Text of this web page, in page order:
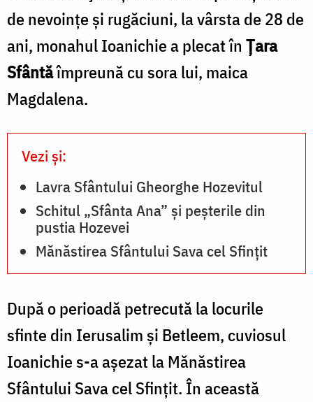
de nevoinţe şi rugăciuni, la vârsta de 28 de
ani, monahul Ioanichie a plecat în Ţara
Sfântăîmpreună cu sora lui, maica
Magdalena.
Vezi și:
Lavra Sfântului Gheorghe Hozevitul
Schitul „Sfânta Ana” și peșterile din
pustia Hozevei
Mănăstirea Sfântului Sava cel Sfințit
După o perioadă petrecută la locurile
sfinte din Ierusalim şi Betleem, cuviosul
Ioanichie s-a aşezat la Mănăstirea
Sfântului Sava cel Sfinţit. În această